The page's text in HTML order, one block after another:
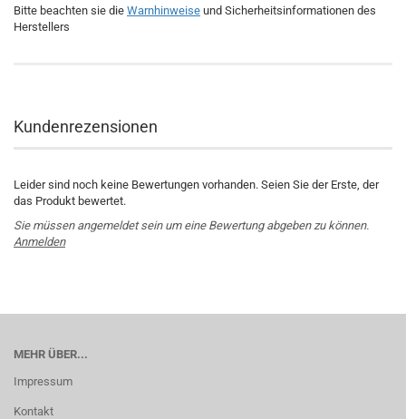
Bitte beachten sie die Warnhinweise und Sicherheitsinformationen des
Herstellers
Kundenrezensionen
Leider sind noch keine Bewertungen vorhanden. Seien Sie der Erste, der
das Produkt bewertet.
Sie müssen angemeldet sein um eine Bewertung abgeben zu können.
Anmelden
MEHR ÜBER...
Impressum
Kontakt